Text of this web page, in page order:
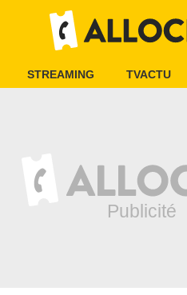
STREAMING TVACTU